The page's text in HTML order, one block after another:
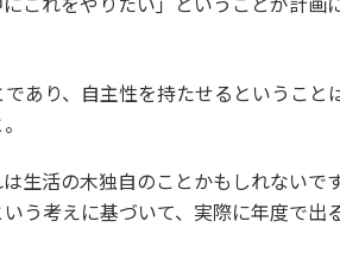
あり、自主性を持たせるということ
生活の木独自のことかもしれないで
う考えに基づいて、実際に年度で出